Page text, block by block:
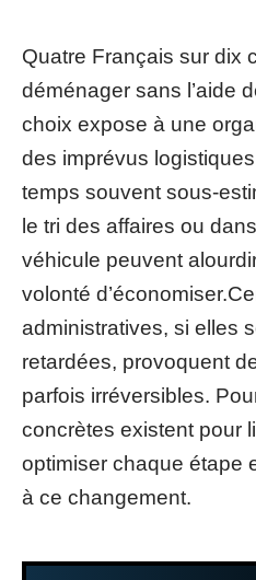
Quatre Français sur dix
déménager sans l’aide
choix expose à une
des imprévus
temps souvent sous-
le tri des affaires ou
véhicule peuvent
volonté
administratives, si elles
retardées, provoquent
parfois irréversibles.
concrètes existent pour
optimiser chaque étape
à ce changement.